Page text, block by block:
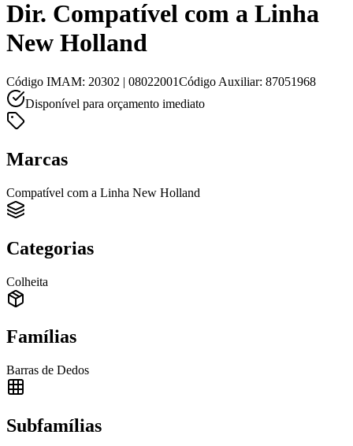
Dir. Compatível com a Linha
New Holland
Código IMAM: 20302 | 08022001Código Auxiliar: 87051968
Disponível para orçamento imediato
Marcas
Compatível com a Linha New Holland
Categorias
Colheita
Famílias
Barras de Dedos
Subfamílias